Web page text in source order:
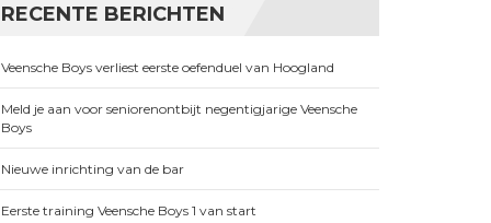
RECENTE BERICHTEN
Veensche Boys verliest eerste oefenduel van Hoogland
Meld je aan voor seniorenontbijt negentigjarige Veensche
Boys
Nieuwe inrichting van de bar
Eerste training Veensche Boys 1 van start